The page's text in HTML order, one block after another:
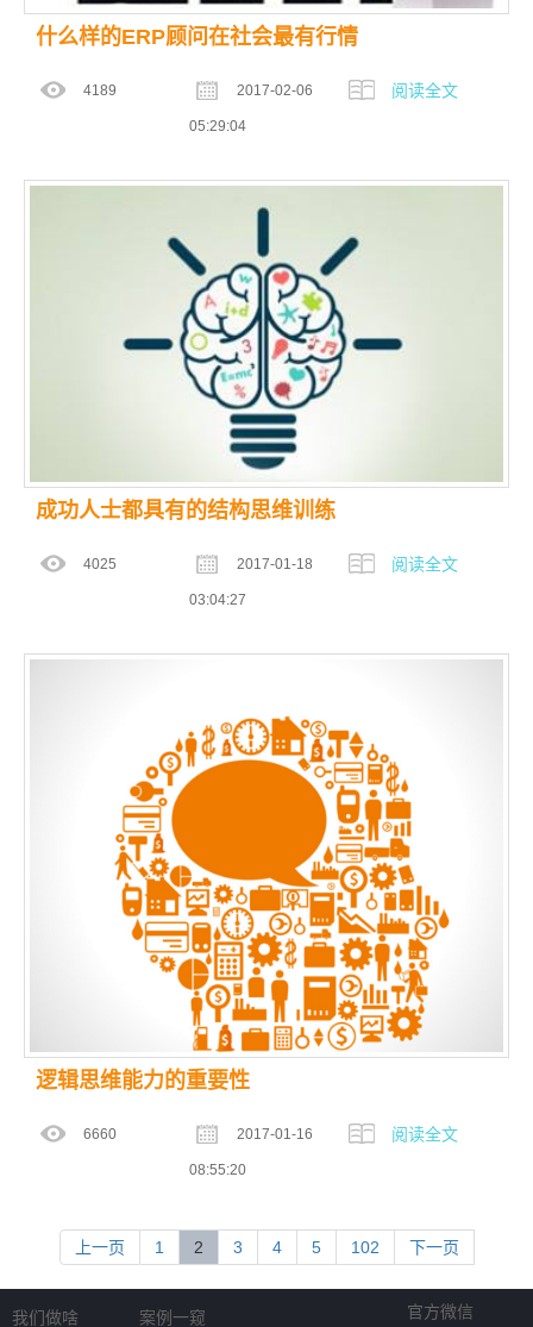
什么样的ERP顾问在社会最有行情
4189 2017-02-06
05:29:04
阅读全文
成功人士都具有的结构思维训练
4025 2017-01-18
03:04:27
阅读全文
逻辑思维能力的重要性
6660 2017-01-16
08:55:20
阅读全文
上一页 1 2(current)
3 4 5 102 下一页
我们做啥 案例一窥 官方微信